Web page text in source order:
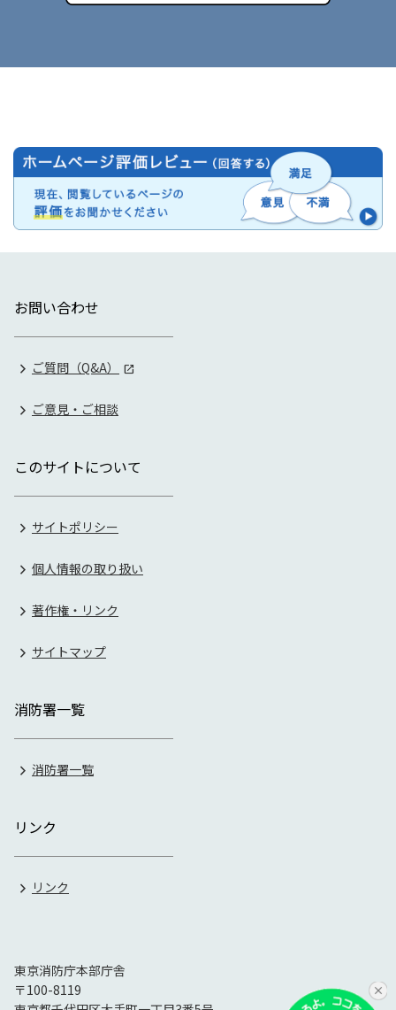
お問い合わせ
ご質問（Q&A）
ご意見・ご相談
このサイトについて
サイトポリシー
個人情報の取り扱い
著作権・リンク
サイトマップ
消防署一覧
消防署一覧
リンク
リンク
東京消防庁本部庁舎
〒100-8119